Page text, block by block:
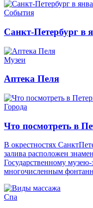
События
Санкт-Петербург в
Музеи
Аптека Пеля
Города
Что посмотреть в
В окрестностях
залива расположен
Государственному
многочисленным
Спа